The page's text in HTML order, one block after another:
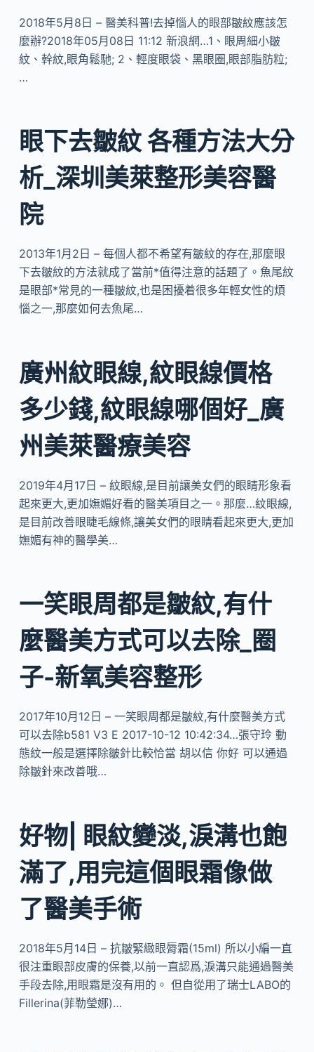
2018年5月8日 – 醫美科普!去掉惱人的眼部皺紋應該怎
麼辦?2018年05月08日 11:12 新浪網…1、眼周細小皺
紋、幹紋,眼角鬆馳; 2、輕度眼袋、黑眼圈,眼部脂肪粒;
…
眼下去皺紋 各種方法大分
析_深圳美萊整形美容醫
院
2013年1月2日 – 每個人都不希望有皺紋的存在,那麼眼
下去皺紋的方法就成了當前*值得注意的話題了。魚尾紋
是眼部*常見的一種皺紋,也是困擾着很多年輕女性的煩
惱之一,那麼如何去魚尾…
廣州紋眼線,紋眼線價格
多少錢,紋眼線哪個好_廣
州美萊醫療美容
2019年4月17日 – 紋眼線,是目前讓美女們的眼睛形象看
起來更大,更加嫵媚好看的醫美項目之一。那麼…紋眼線,
是目前改善眼睫毛線條,讓美女們的眼睛看起來更大,更加
嫵媚有神的醫學美…
一笑眼周都是皺紋,有什
麼醫美方式可以去除_圈
子-新氧美容整形
2017年10月12日 – 一笑眼周都是皺紋,有什麼醫美方式
可以去除b581 V3 E 2017-10-12 10:42:34…張守玲 動
態紋一般是選擇除皺針比較恰當 胡以信 你好 可以通過
除皺針來改善哦…
好物| 眼紋變淡,淚溝也飽
滿了,用完這個眼霜像做
了醫美手術
2018年5月14日 – 抗皺緊緻眼脣霜(15ml) 所以小編一直
很注重眼部皮膚的保養,以前一直認爲,淚溝只能通過醫美
手段去除,用眼霜是沒有用的。 但自從用了瑞士LABO的
Fillerina(菲勒瑩娜)…